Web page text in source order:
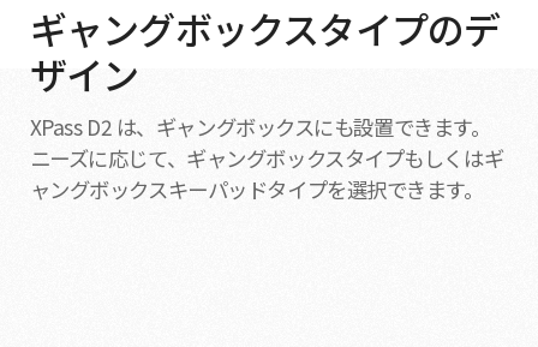
ギャングボックスタイプのデ
ザイン
XPass D2 は、ギャングボックスにも設置できます。
ニーズに応じて、ギャングボックスタイプもしくはギ
ャングボックスキーパッドタイプを選択できます。